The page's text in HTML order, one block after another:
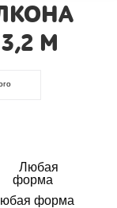
М
форма